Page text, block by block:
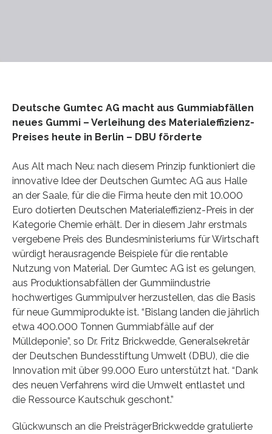
Deutsche Gumtec AG macht aus Gummiabfällen
neues Gummi – Verleihung des Materialeffizienz-
Preises heute in Berlin – DBU förderte
Aus Alt mach Neu: nach diesem Prinzip funktioniert die
innovative Idee der Deutschen Gumtec AG aus Halle
an der Saale, für die die Firma heute den mit 10.000
Euro dotierten Deutschen Materialeffizienz-Preis in der
Kategorie Chemie erhält. Der in diesem Jahr erstmals
vergebene Preis des Bundesministeriums für Wirtschaft
würdigt herausragende Beispiele für die rentable
Nutzung von Material. Der Gumtec AG ist es gelungen,
aus Produktionsabfällen der Gummiindustrie
hochwertiges Gummipulver herzustellen, das die Basis
für neue Gummiprodukte ist. “Bislang landen die jährlich
etwa 400.000 Tonnen Gummiabfälle auf der
Mülldeponie”, so Dr. Fritz Brickwedde, Generalsekretär
der Deutschen Bundesstiftung Umwelt (DBU), die die
Innovation mit über 99.000 Euro unterstützt hat. “Dank
des neuen Verfahrens wird die Umwelt entlastet und
die Ressource Kautschuk geschont.”
Glückwunsch an die PreisträgerBrickwedde gratulierte